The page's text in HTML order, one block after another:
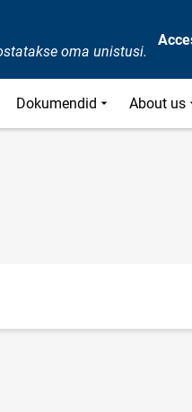
oma unistusi.
Dokumendid About us